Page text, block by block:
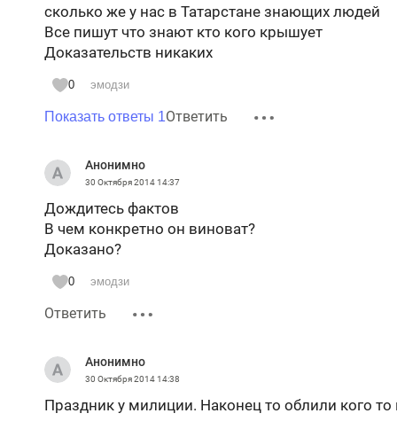
сколько же у нас в Татарстане знающих людей
Все пишут что знают кто кого крышует
Доказательств никаких
0 эмодзи
Показать ответы 1Ответить
Анонимно
30 Октября 201414:37
Дождитесь фактов
В чем конкретно он виноват?
Доказано?
0 эмодзи
Ответить
Анонимно
30 Октября 201414:38
Праздник у милиции. Наконец то облили кого то